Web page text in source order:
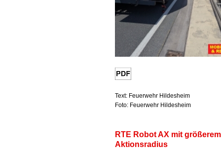
Text: Feuerwehr Hildesheim
Foto: Feuerwehr Hildesheim
RTE Robot AX mit größerem
Aktionsradius